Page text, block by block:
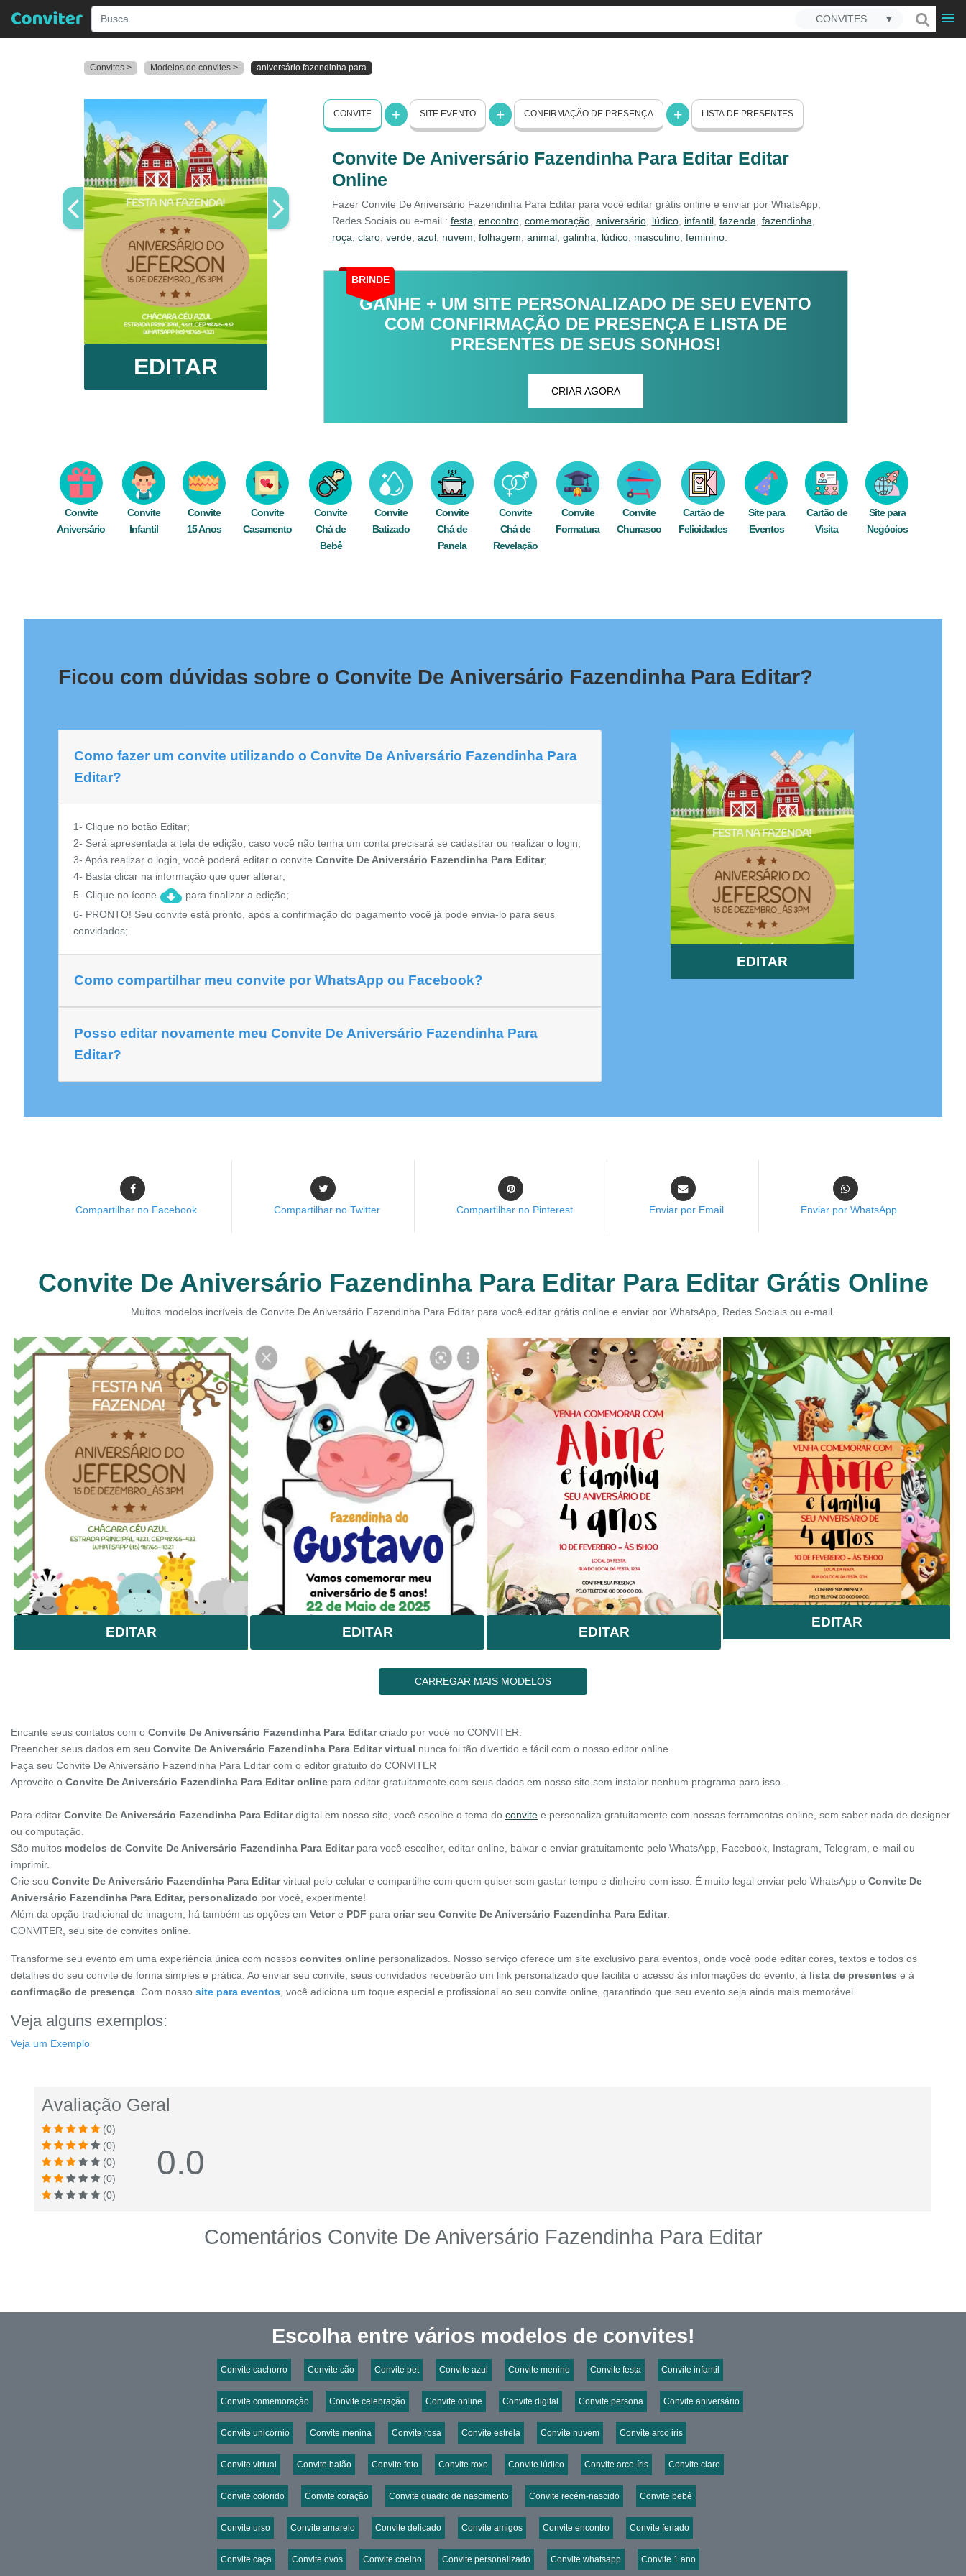
CONVITES ▼
Convites > Modelos de convites > aniversário fazendinha para
EDITAR
CONVITE SITE EVENTO CONFIRMAÇÃO DE PRESENÇA LISTA DE PRESENTES
Convite De Aniversário Fazendinha Para Editar Editar
Online
Fazer Convite De Aniversário Fazendinha Para Editar para você editar grátis online e enviar por WhatsApp,
Redes Sociais ou e-mail.: festa encontro, comemoração, aniversário, lúdico, infantil, fazenda fazendinha
roça claro, verde, azul, nuvem folhagem animal, galinha lúdico, masculino, feminino.
BRINDE
GANHE + UM SITE PERSONALIZADO DE SEU EVENTO
COM CONFIRMAÇÃO DE PRESENÇA E LISTA DE
PRESENTES DE SEUS SONHOS!
CRIAR AGORA
Convite
Aniversário
Convite
Infantil
Convite
15 Anos
Convite
Casamento
Convite
Chá de
Bebê
Convite
Batizado
Convite
Chá de
Panela
Convite
Chá de
Revelação
Convite
Formatura
Convite
Churrasco
Cartão de
Felicidades
Site para
Eventos
Cartão de
Visita
Site para
Negócios
Ficou com dúvidas sobre o Convite De Aniversário Fazendinha Para Editar?
Como fazer um convite utilizando o Convite De Aniversário Fazendinha Para
Editar?
1- Clique no botão Editar;
2- Será apresentada a tela de edição, caso você não tenha um conta precisará se cadastrar ou realizar o login;
3- Após realizar o login, você poderá editar o convite Convite De Aniversário Fazendinha Para Editar;
4- Basta clicar na informação que quer alterar;
5- Clique no ícone
para finalizar a edição;
6- PRONTO! Seu convite está pronto, após a confirmação do pagamento você já pode envia-lo para seus
convidados;
Como compartilhar meu convite por WhatsApp ou Facebook?
Posso editar novamente meu Convite De Aniversário Fazendinha Para
Editar?
EDITAR
Compartilhar no Facebook Compartilhar no Twitter Compartilhar no Pinterest Enviar por Email Enviar por WhatsApp
Convite De Aniversário Fazendinha Para Editar Para Editar Grátis Online
Muitos modelos incríveis de Convite De Aniversário Fazendinha Para Editar para você editar grátis online e enviar por WhatsApp, Redes Sociais ou e-mail.
EDITAR EDITAR EDITAR
EDITAR
CARREGAR MAIS MODELOS
Encante seus contatos com o Convite De Aniversário Fazendinha Para Editarcriado por você no CONVITER.
Preencher seus dados em seu Convite De Aniversário Fazendinha Para Editar virtual nunca foi tão divertido e fácil com o nosso editor online.
Faça seu Convite De Aniversário Fazendinha Para Editar com o editor gratuito do CONVITER
Aproveite o Convite De Aniversário Fazendinha Para Editar online para editar gratuitamente com seus dados em nosso site sem instalar nenhum programa para isso.
Para editar Convite De Aniversário Fazendinha Para Editardigital em nosso site, você escolhe o tema do convite e personaliza gratuitamente com nossas ferramentas online, sem saber nada de designer
ou computação.
São muitos modelos de Convite De Aniversário Fazendinha Para Editarpara você escolher, editar online, baixar e enviar gratuitamente pelo WhatsApp, Facebook, Instagram, Telegram, e-mail ou
imprimir.
Crie seu Convite De Aniversário Fazendinha Para Editarvirtual pelo celular e compartilhe com quem quiser sem gastar tempo e dinheiro com isso. É muito legal enviar pelo WhatsApp o Convite De
Aniversário Fazendinha Para Editar, personalizado por você, experimente!
Além da opção tradicional de imagem, há também as opções em Vetore PDF para criar seu Convite De Aniversário Fazendinha Para Editar.
CONVITER, seu site de convites online.
Transforme seu evento em uma experiência única com nossos convites online personalizados. Nosso serviço oferece um site exclusivo para eventos, onde você pode editar cores, textos e todos os
detalhes do seu convite de forma simples e prática. Ao enviar seu convite, seus convidados receberão um link personalizado que facilita o acesso às informações do evento, à lista de presentes e à
confirmação de presença . Com nosso site para eventos , você adiciona um toque especial e profissional ao seu convite online, garantindo que seu evento seja ainda mais memorável.
Veja alguns exemplos:
Veja um Exemplo
Avaliação Geral
(0)
(0)
(0)
(0)
(0)
0.0
Comentários Convite De Aniversário Fazendinha Para Editar
Escolha entre vários modelos de convites!
Convite cachorro Convite cão Convite pet Convite azul Convite menino Convite festa Convite infantil
Convite comemoração Convite celebração Convite online Convite digital Convite persona Convite aniversário
Convite unicórnio Convite menina Convite rosa Convite estrela Convite nuvem Convite arco iris
Convite virtual Convite balão Convite foto Convite roxo Convite lúdico Convite arco-íris Convite claro
Convite colorido Convite coração Convite quadro de nascimento Convite recém-nascido Convite bebê
Convite urso Convite amarelo Convite delicado Convite amigos Convite encontro Convite feriado
Convite caça Convite ovos Convite coelho Convite personalizado Convite whatsapp Convite 1 ano